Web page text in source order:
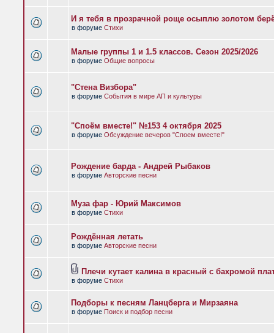
И я тебя в прозрачной роще осыплю золотом
в форуме Стихи
Малые группы 1 и 1.5 классов. Сезон 2025/2026
в форуме Общие вопросы
"Стена Визбора"
в форуме События в мире АП и культуры
"Споём вместе!" №153 4 октября 2025
в форуме Обсуждение вечеров "Споем вместе!"
Рождение барда - Андрей Рыбаков
в форуме Авторские песни
Муза фар - Юрий Максимов
в форуме Стихи
Рождённая летать
в форуме Авторские песни
Плечи кутает калина в красный с бахромой
в форуме Стихи
Подборы к песням Ланцберга и Мирзаяна
в форуме Поиск и подбор песни